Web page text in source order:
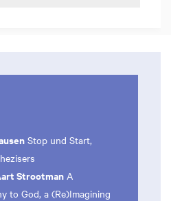
Stop und Start,
Strootman A
to God, a (Re)Imagining